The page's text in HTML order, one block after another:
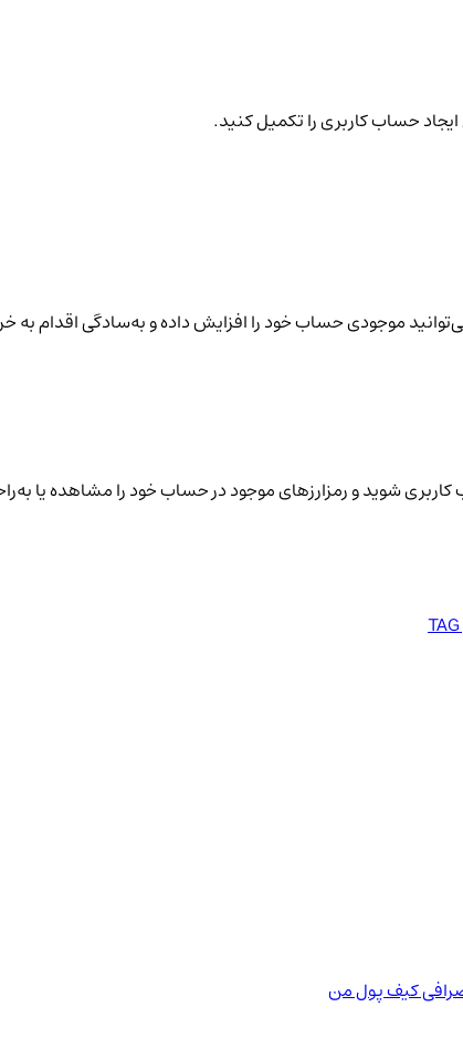
حساب کاربری را تکمیل کنید.
می‌توانید موجودی حساب خود را افزایش داده و به‌سادگی اقدام به
شوید و رمزارزهای موجود در حساب خود را مشاهده یا